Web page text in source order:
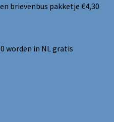
brievenbus pakketje €4,30
worden in NL gratis